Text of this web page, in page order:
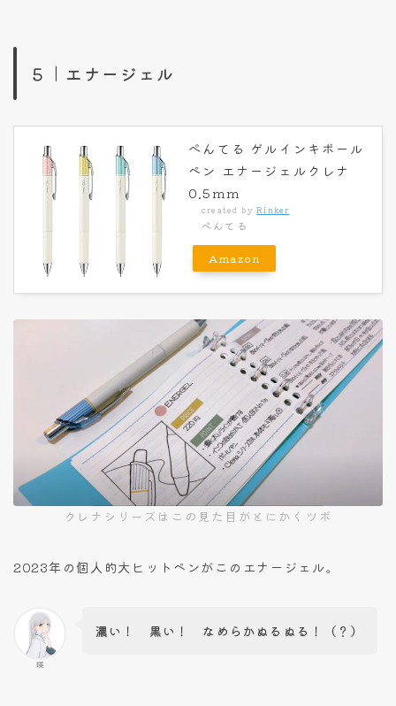
５｜エナージェル
ぺんてる ゲルインキボール
ペン エナージェルクレナ
0.5mm
created byRinker
ぺんてる
Amazon
クレナシリーズはこの見た目がとにかくツボ
2023年の個人的大ヒットペンがこのエナージェル。
瑛
濃い！ 黒い！ なめらかぬるぬる！（？）